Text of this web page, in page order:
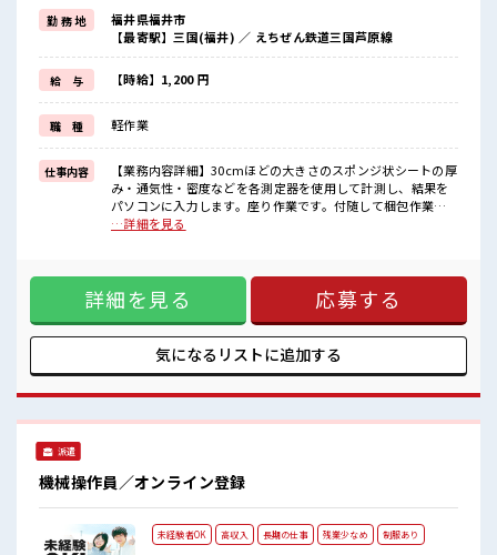
週末は家族や友人と一緒にプライベート満喫！
≪髪色自由で自分らしく働く≫
明るすぎたり奇抜でなければ基本的に自由！
(規定有)≪ラクラク制服アリ≫
制服があるので、
毎日の服装の悩み解消♪
≪未経験の方も大カンゲイ≫
新しいことにチャレンジするのは不安だけど、
しっかり働く環境が整っています！
イチからスキルUP・ステップUP目指していきましょう！
■職場の雰囲気
『少人数』だからコミュニケーションも取りやすい？
ロッカーあり！
安心してお仕事に集中♪
勤 務 地
福井県福井市
【最寄駅】三国(福井) ／ えちぜん鉄道三国芦原線
給 与 【時給】1,200 円
職 種 軽作業
仕事内容
【業務内容詳細】30cmほどの大きさのスポンジ状シートの厚
み・通気性・密度などを各測定器を使用して計測し、結果を
パソコンに入力します。座り作業です。付随して梱包作業を
することもあります。 空調完備のお部屋でのお仕事です。
残業はほとんどナシ！ 場合によってはお願いすることもあり
ます♪ ≪週休2日制≫ 週末は家族や友人と一緒にプライベー
ト満喫！ ≪髪色自由で自分らしく働く≫ 明るすぎたり奇抜で
なければ基本的に自由！ (規定有)≪ラクラク制服アリ≫ 制服
があるので、 毎日の服装の悩み解消♪ ≪未経験の方も大カン
ゲイ≫ 新しいことにチャレンジするのは不安だけど、 しっか
UP目指していきましょう！ ■職場の雰囲気 『少人数』だから
コミュニケーションも取りやすい？ キバツ過ぎなければ髪
…詳細を見る
詳細を見る 応募する
気になるリストに追加する
派遣
機械操作員／オンライン登録
未経験者OK 高収入 長期の仕事 残業少なめ 制服あり